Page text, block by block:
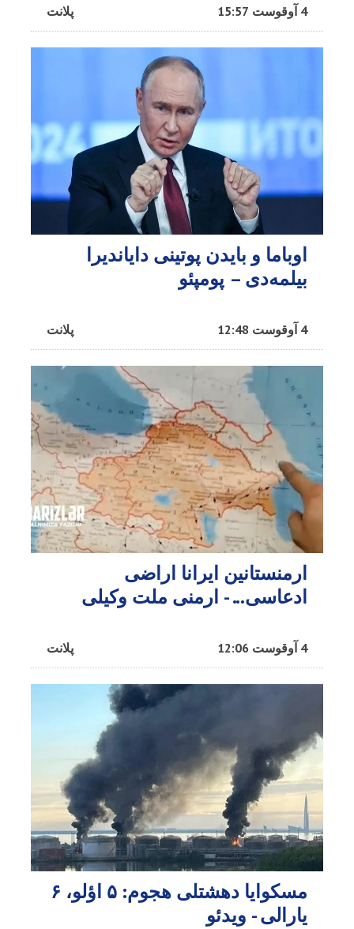
پلانت 4 آوقوست 15:57
اوباما و بایدن پوتینی دایاندیرا
بیلمه‌دی – پومپئو
پلانت 4 آوقوست 12:48
ارمنستانین ایرانا اراضی
ادعاسی... - ارمنی ملت وکیلی
پلانت 4 آوقوست 12:06
مسکوایا دهشتلی هجوم: ۵ اؤلو، ۶
یارالی - ویدئو